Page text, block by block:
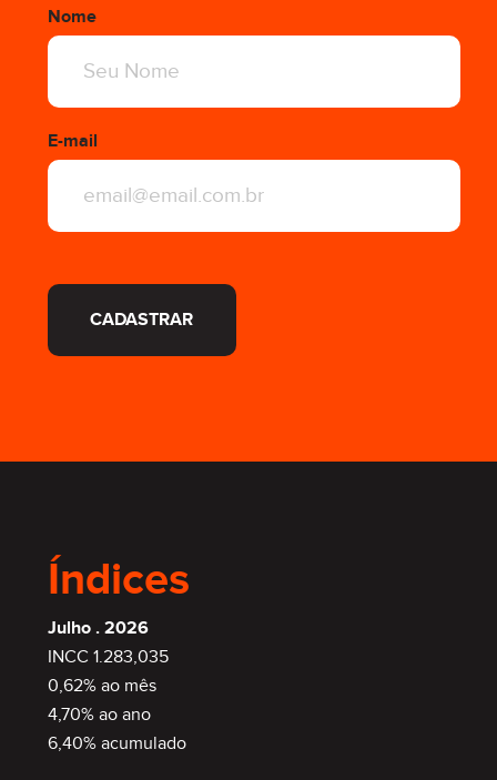
Nome
E-mail
CADASTRAR
Índices
Julho . 2026
INCC 1.283,035
0,62% ao mês
4,70% ao ano
6,40% acumulado